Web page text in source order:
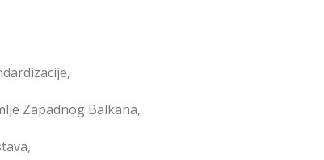
Zapadnog Balkana,